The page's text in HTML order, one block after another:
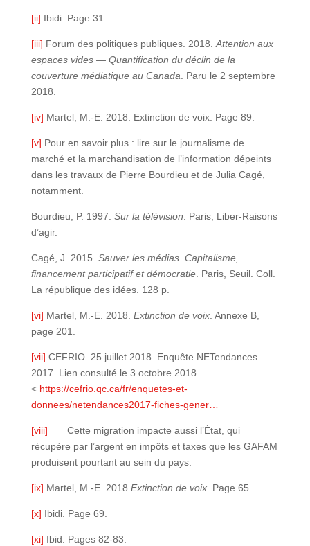
[ii] Ibidi. Page 31
[iii] Forum des politiques publiques. 2018. Attention aux
espaces vides — Quantification du déclin de la
couverture médiatique au Canada . Paru le 2 septembre
2018.
[iv] Martel, M.-E. 2018. Extinction de voix. Page 89.
[v] Pour en savoir plus : lire sur le journalisme de
marché et la marchandisation de l’information dépeints
dans les travaux de Pierre Bourdieu et de Julia Cagé,
notamment.
Bourdieu, P. 1997. Sur la télévision . Paris, Liber-Raisons
d’agir.
Cagé, J. 2015. Sauver les médias. Capitalisme,
financement participatif et démocratie. Paris, Seuil. Coll.
La république des idées. 128 p.
[vi] Martel, M.-E. 2018. Extinction de voix. Annexe B,
page 201.
[vii] CEFRIO. 25 juillet 2018. Enquête NETendances
2017. Lien consulté le 3 octobre 2018
< https://cefrio.qc.ca/fr/enquetes-et-
donnees/netendances2017-fiches-gener…
[viii] Cette migration impacte aussi l’État, qui
récupère par l’argent en impôts et taxes que les GAFAM
produisent pourtant au sein du pays.
[ix] Martel, M.-E. 2018 Extinction de voix. Page 65.
[x] Ibidi. Page 69.
[xi] Ibid. Pages 82-83.